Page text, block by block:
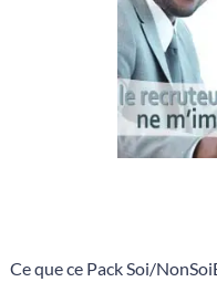
Ce que ce Pack Soi/